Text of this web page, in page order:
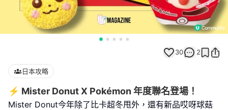
30 2
日本攻略
⚡️ Mister Donut X Pokémon 年度聯名登場！
Mister Donut今年除了比卡超冬甩外，還有新品哎呀球菇